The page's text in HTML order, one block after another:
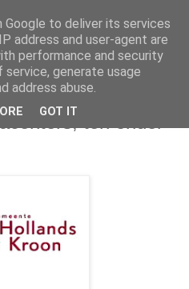
ten onder
to deliver its services
address and user-agent are
performance and security
generate usage
address abuse.
GOT IT